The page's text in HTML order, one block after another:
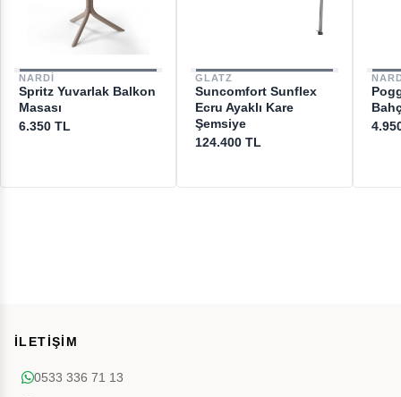
NARDI
Spritz Yuvarlak Balkon
Masası
6.350 TL
GLATZ
Suncomfort Sunflex
Ecru Ayaklı Kare
Şemsiye
124.400 TL
İLETİŞİM
0533 336 71 13